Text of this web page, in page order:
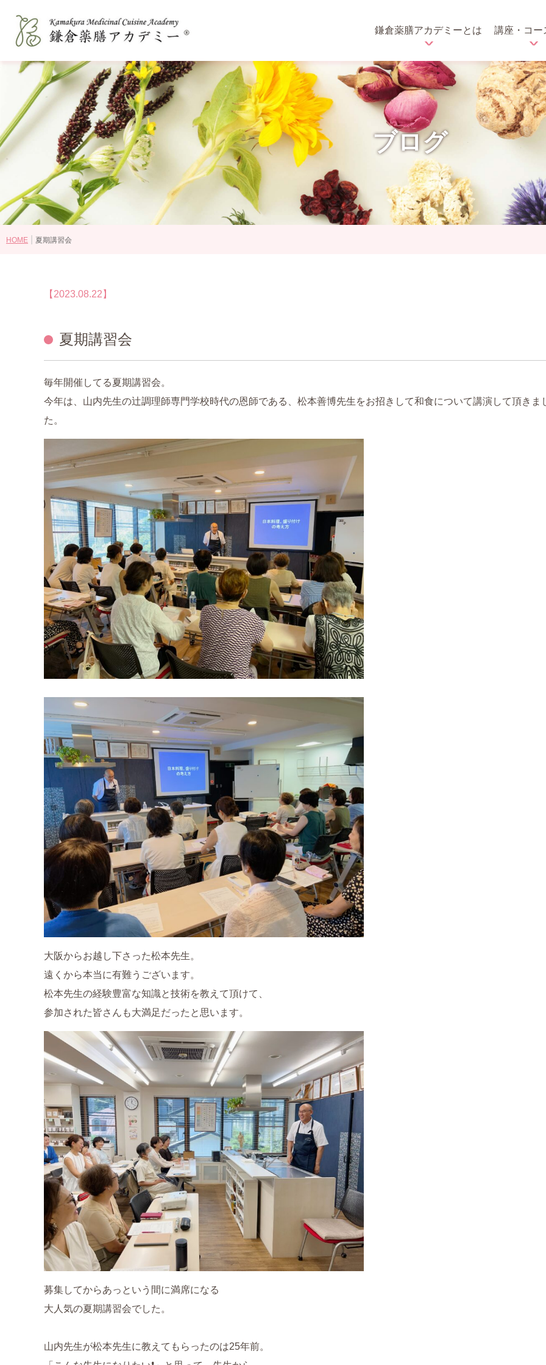
鎌倉薬膳アカデミーとは
コースの選び方
講師紹介
認定資格・ライセンス認定教室
受講生の感想
卒業後の進路
薬膳ベーシッククラス
1day体験コース
和の薬膳®クラス
山内メソッドセミナー
特別講座
ご利用案内
アクセス
よくある質問
お仕事のご依頼
資料請求・お問合せ
会社情報
薬膳を知る
和の薬膳レシピ
薬膳コラム(miyaka)
オンラインショップ
鎌倉薬膳アカデミーとは 講座・コー
ブログ
HOME 夏期講習会
【2023.08.22】
夏期講習会
毎年開催してる夏期講習会。
今年は、山内先生の辻調理師専門学校時代の恩師である、松本善博先生をお招きして和食について講演して頂きま
た。
大阪からお越し下さった松本先生。
遠くから本当に有難うございます。
松本先生の経験豊富な知識と技術を教えて頂けて、
参加された皆さんも大満足だったと思います。
募集してからあっという間に満席になる
大人気の夏期講習会でした。
山内先生が松本先生に教えてもらったのは25年前。